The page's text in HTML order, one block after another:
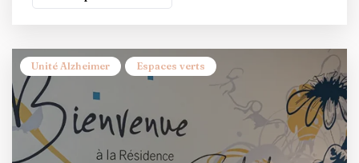
Unité Alzheimer Espaces verts